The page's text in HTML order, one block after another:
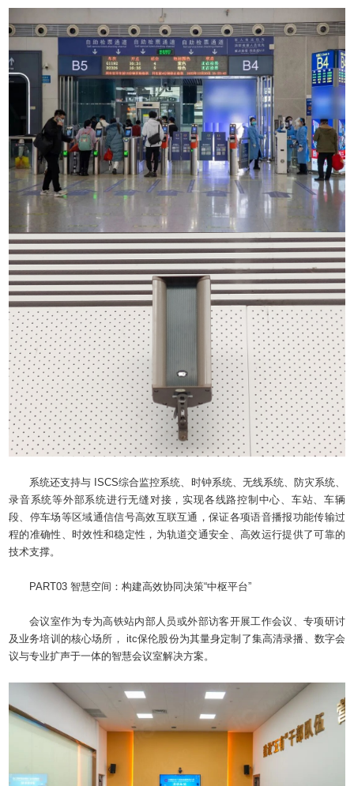
系统还支持与 ISCS综合监控系统、时钟系统、无线系统、防灾系统、
录音系统等外部系统进行无缝对接，实现各线路控制中心、车站、车辆
段、停车场等区域通信信号高效互联互通，保证各项语音播报功能传输过
程的准确性、时效性和稳定性，为轨道交通安全、高效运行提供了可靠的
技术支撑。
PART03 智慧空间：构建高效协同决策“中枢平台”
会议室作为专为高铁站内部人员或外部访客开展工作会议、专项研讨
及业务培训的核心场所， itc保伦股份为其量身定制了集高清录播、数字会
议与专业扩声于一体的智慧会议室解决方案。